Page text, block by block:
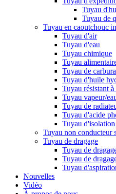
Tuyau
Tuyau de
Tuyau en caoutchouc
Tuyau d'air
Tuyau d'eau
Tuyau chimique
Tuyau
Tuyau de
Tuyau d'huile
Tuyau résistant
Tuyau vapeur/
Tuyau de
Tuyau d'acide
Tuyau d'isolation
Tuyau non conducteur
Tuyau de dragage
Tuyau de
Tuyau de
Tuyau
Nouvelles
Vidéo